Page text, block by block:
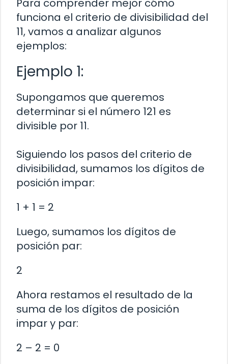
Para comprender mejor cómo
funciona el criterio de divisibilidad del
11, vamos a analizar algunos
ejemplos:
Ejemplo 1:
Supongamos que queremos
determinar si el número 121 es
divisible por 11.
Siguiendo los pasos del criterio de
divisibilidad, sumamos los dígitos de
posición impar:
1 + 1 = 2
Luego, sumamos los dígitos de
posición par:
2
Ahora restamos el resultado de la
suma de los dígitos de posición
impar y par:
2 – 2 = 0